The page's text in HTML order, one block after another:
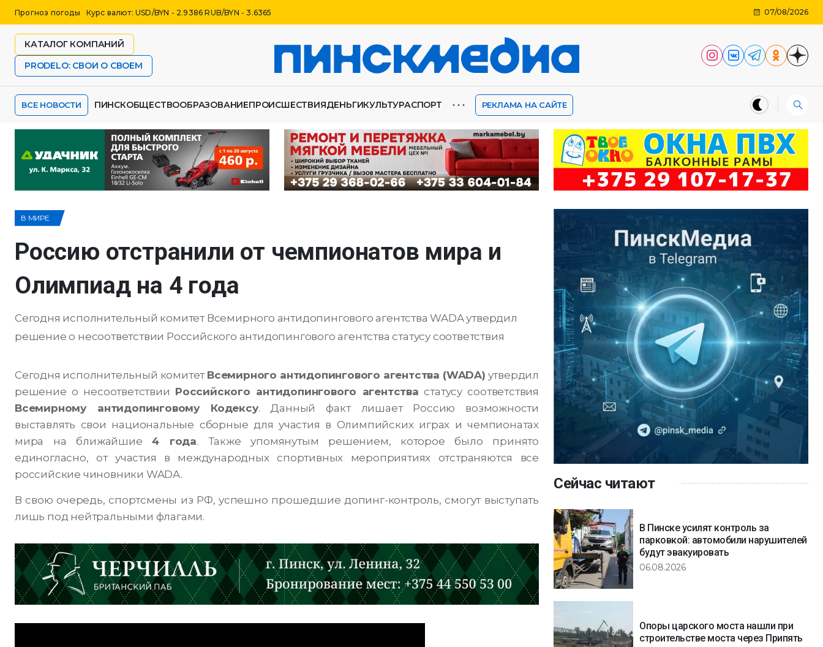
Прогноз погоды Курс валют: USD/BYN - 2.9386 RUB/BYN - 3.6365 07/08/2026
КАТАЛОГ КОМПАНИЙ
PRODELO: СВОИ О СВОЕМ
ВСЕ НОВОСТИ ПИНСКОБЩЕСТВООБРАЗОВАНИЕПРОИСШЕСТВИЯДЕНЬГИКУЛЬТУРАСПОРТ ⋯ РЕКЛАМА НА САЙТЕ
В МИРЕ
Россию отстранили от чемпионатов мира и
Олимпиад на 4 года
Сегодня исполнительный комитет Всемирного антидопингового агентства WADA утвердил
решение о несоответствии Российского антидопингового агентства статусу соответствия
Сегодня исполнительный комитет Всемирного антидопингового агентства (WADA) утвердил
решение о несоответствии Российского антидопингового агентства статусу соответствия
Всемирному антидопинговому Кодексу. Данный факт лишает Россию возможности
выставлять свои национальные сборные для участия в Олимпийских играх и чемпионатах
мира на ближайшие4 года. Также упомянутым решением, которое было принято
единогласно, от участия в международных спортивных мероприятиях отстраняются все
российские чиновники WADA.
В свою очередь, спортсмены из РФ, успешно прошедшие допинг-контроль, смогут выступать
лишь под нейтральными флагами.
Сейчас читают
В Пинске усилят контроль за
парковкой: автомобили нарушителей
будут эвакуировать
06.08.2026
Опоры царского моста нашли при
строительстве моста через Припять